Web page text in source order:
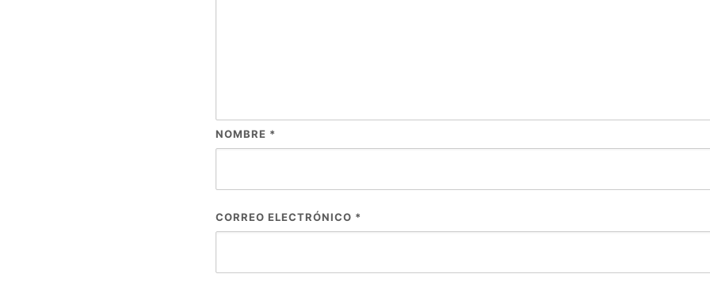
NOMBRE *
CORREO ELECTRÓNICO *